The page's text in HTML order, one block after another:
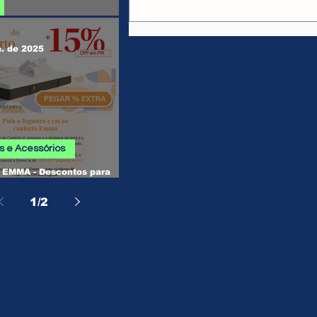
EMMA - Descontos para
e Acessórios
de 2025
1/2